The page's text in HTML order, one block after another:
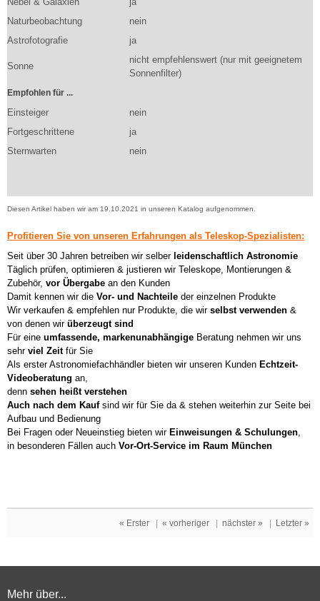
Naturbeobachtung
nein
Astrofotografie
ja
Sonne
nicht empfehlenswert (nur mit geeignetem
Sonnenfilter)
Empfohlen für ...
Einsteiger
nein
Fortgeschrittene
ja
Sternwarten
nein
Diesen Artikel haben wir am 19.10.2021 in unseren Katalog aufgenommen.
Profitieren Sie von unseren Erfahrungen als Teleskop-Spezialisten:
Seit über 30 Jahren betreiben wir selber leidenschaftlich Astronomie
Täglich prüfen, optimieren & justieren wir Teleskope, Montierungen &
Zubehör, vor Übergabe an den Kunden
Damit kennen wir die Vor- und Nachteile der einzelnen Produkte
Wir verkaufen & empfehlen nur Produkte, die wir selbst verwenden &
von denen wir überzeugt sind
Für eine umfassende, markenunabhängige Beratung nehmen wir uns
sehr viel Zeitfür Sie
Als erster Astronomiefachhändler bieten wir unseren Kunden Echtzeit-
Videoberatung an,
denn sehen heißt verstehen
Auch nach dem Kaufsind wir für Sie da & stehen weiterhin zur Seite bei
Aufbau und Bedienung
Bei Fragen oder Neueinstieg bieten wir Einweisungen & Schulungen,
in besonderen Fällen auch Vor-Ort-Service im Raum München
« Erster « vorheriger nächster » Letzter »
Mehr über...